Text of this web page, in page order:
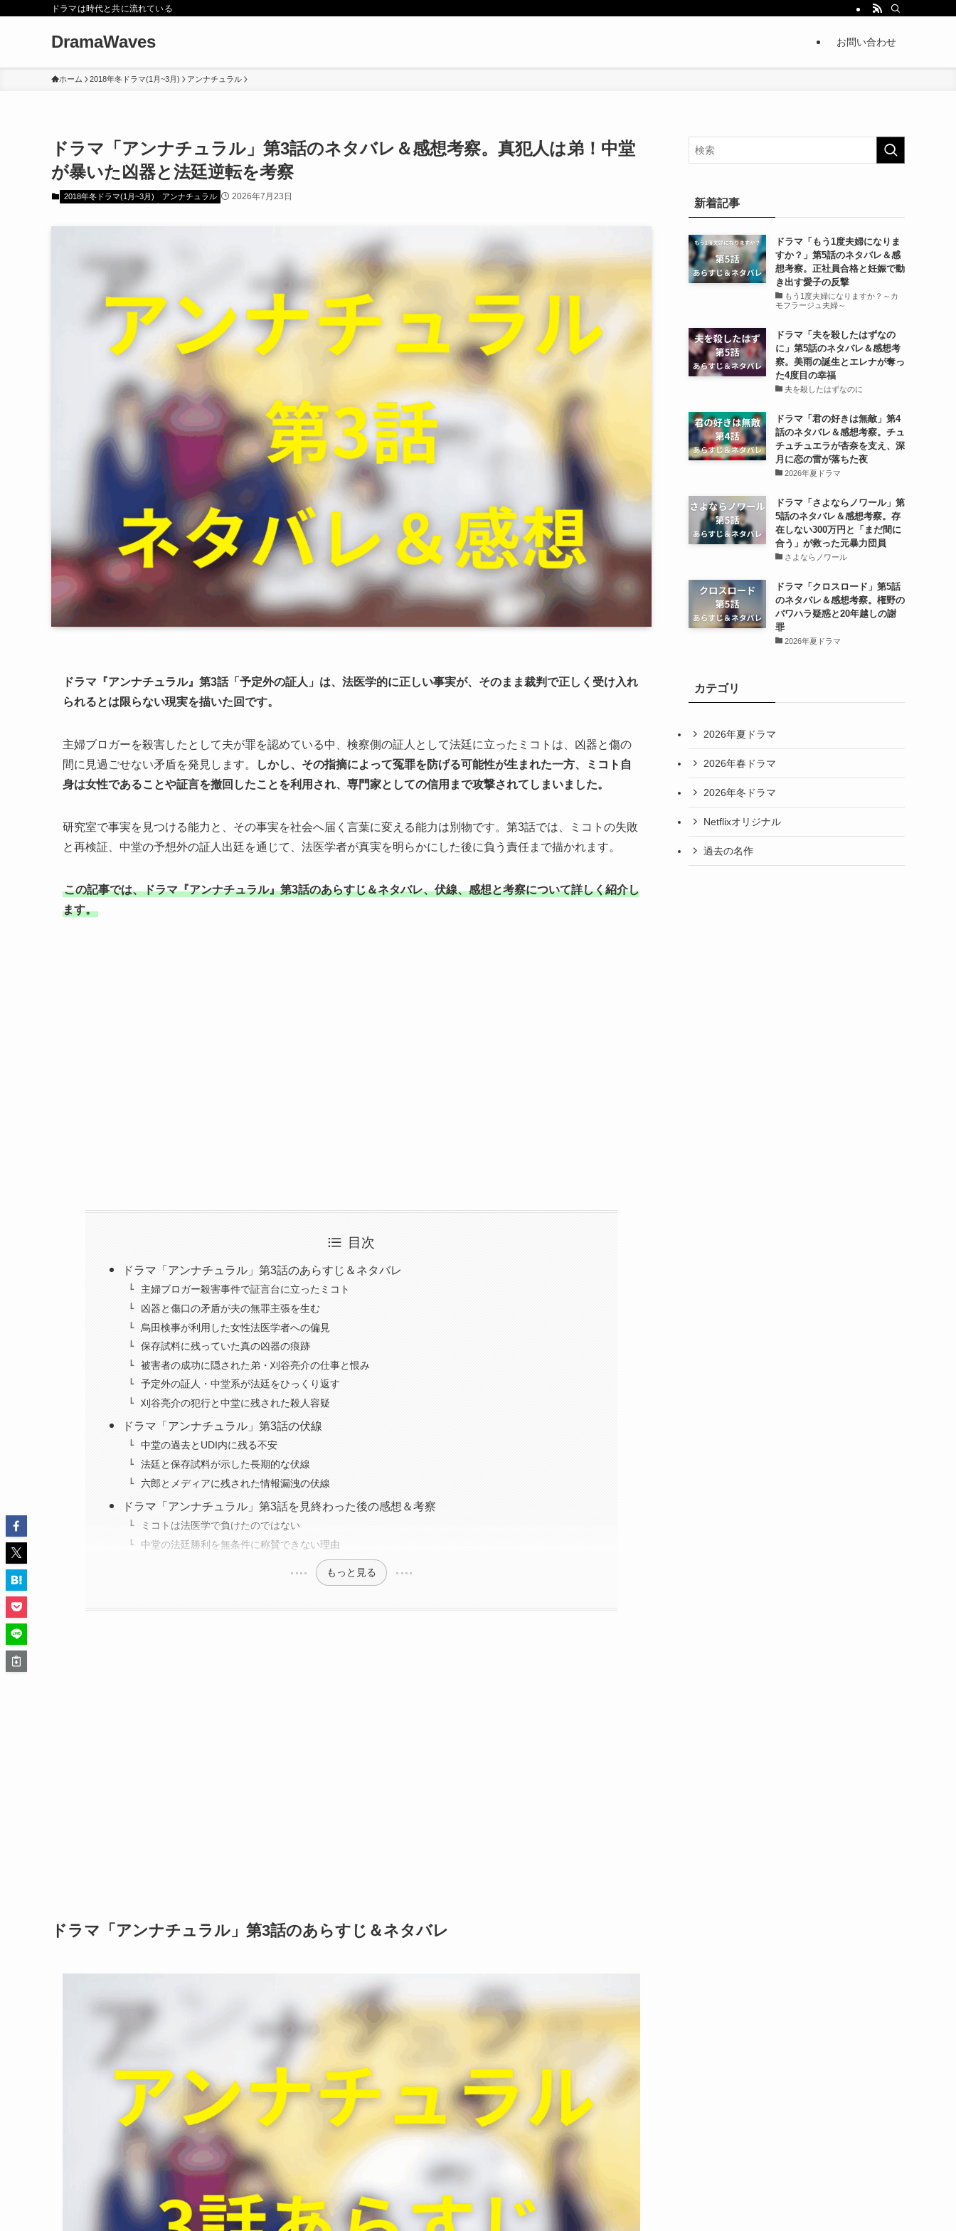
ドラマは時代と共に流れている
DramaWaves お問い合わせ
ホーム 2018年冬ドラマ(1月~3月) アンナチュラル
ドラマ「アンナチュラル」第3話のネタバレ＆感想考察。真犯人は弟！中堂
が暴いた凶器と法廷逆転を考察
2018年冬ドラマ(1月~3月) アンナチュラル 2026年7月23日
ドラマ『アンナチュラル』第3話「予定外の証人」は、法医学的に正しい事実が、そのまま裁判で正しく受け入れ
られるとは限らない現実を描いた回です。
主婦ブロガーを殺害したとして夫が罪を認めている中、検察側の証人として法廷に立ったミコトは、凶器と傷の
間に見過ごせない矛盾を発見します。
しかし、その指摘によって冤罪を防げる可能性が生まれた一方、ミコト自
身は女性であることや証言を撤回したことを利用され、専門家としての信用まで攻撃されてしまいました。
研究室で事実を見つける能力と、その事実を社会へ届く言葉に変える能力は別物です。第3話では、ミコトの失敗
と再検証、中堂の予想外の証人出廷を通じて、法医学者が真実を明らかにした後に負う責任まで描かれます。
この記事では、ドラマ『アンナチュラル』第3話のあらすじ＆ネタバレ、伏線、感想と考察について詳しく紹介し
ます。
目次
ドラマ「アンナチュラル」第3話のあらすじ＆ネタバレ
主婦ブロガー殺害事件で証言台に立ったミコト
凶器と傷口の矛盾が夫の無罪主張を生む
烏田検事が利用した女性法医学者への偏見
保存試料に残っていた真の凶器の痕跡
被害者の成功に隠された弟・刈谷亮介の仕事と恨み
予定外の証人・中堂系が法廷をひっくり返す
刈谷亮介の犯行と中堂に残された殺人容疑
ドラマ「アンナチュラル」第3話の伏線
中堂の過去とUDI内に残る不安
法廷と保存試料が示した長期的な伏線
六郎とメディアに残された情報漏洩の伏線
ドラマ「アンナチュラル」第3話を見終わった後の感想＆考察
ミコトは法医学で負けたのではない
中堂の法廷勝利を無条件に称賛できない理由
もっと見る
ドラマ「アンナチュラル」第3話のあらすじ＆ネタバレ
新着記事
ドラマ「もう1度夫婦になりま
すか？」第5話のネタバレ＆感
想考察。正社員合格と妊娠で動
き出す愛子の反撃
もう1度夫婦になりますか？～カ
モフラージュ夫婦～
ドラマ「夫を殺したはずなの
に」第5話のネタバレ＆感想考
察。美雨の誕生とエレナが奪っ
た4度目の幸福
夫を殺したはずなのに
ドラマ「君の好きは無敵」第4
話のネタバレ＆感想考察。チュ
チュチュエラが杏奈を支え、深
月に恋の雷が落ちた夜
2026年夏ドラマ
ドラマ「さよならノワール」第
5話のネタバレ＆感想考察。存
在しない300万円と「まだ間に
合う」が救った元暴力団員
さよならノワール
ドラマ「クロスロード」第5話
のネタバレ＆感想考察。権野の
パワハラ疑惑と20年越しの謝
罪
2026年夏ドラマ
カテゴリ
2026年夏ドラマ
2026年春ドラマ
2026年冬ドラマ
Netflixオリジナル
過去の名作